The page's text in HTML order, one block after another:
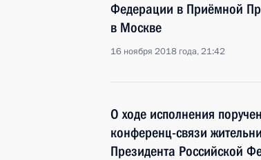
Федерации в Приёмной
в Москве
16 ноября 2018 года, 21:42
О ходе исполнения
конференц-связи
Президента Российской